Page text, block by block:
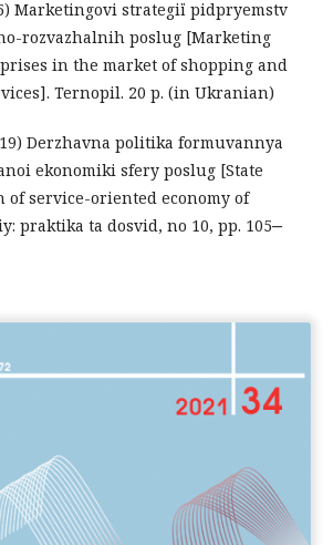
Marketingovі strategії pіdpryemstv
rozvazhalnih poslug [Marketing
in the market of shopping and
Ternopil. 20 p. (in Ukranian)
Derzhavna polіtika formuvannya
ekonomіki sfery poslug [State
of service-oriented economy of
praktika ta dosvіd, no 10, pp. 105‒